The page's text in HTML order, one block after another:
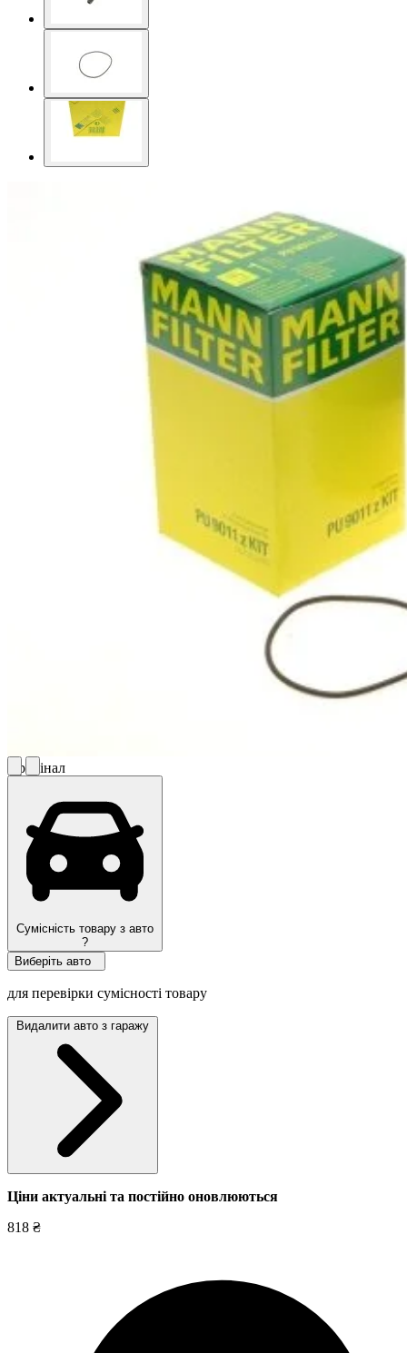
Оригінал
Сумісність товару з авто
?
Виберіть авто
для перевірки сумісності товару
Видалити авто з гаражу
Ціни актуальні та постійно оновлюються
818 ₴